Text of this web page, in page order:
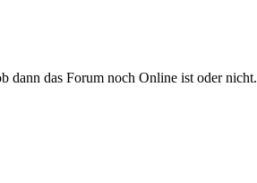
dann das Forum noch Online ist oder nicht.